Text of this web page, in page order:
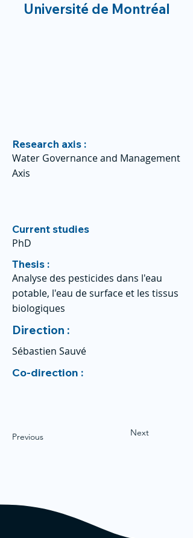
Université de Montréal
Research axis :
Water Governance and Management
Axis
Current studies
PhD
Thesis :
Analyse des pesticides dans l'eau
potable, l'eau de surface et les tissus
biologiques
Direction :
Sébastien Sauvé
Co-direction :
Previous Next